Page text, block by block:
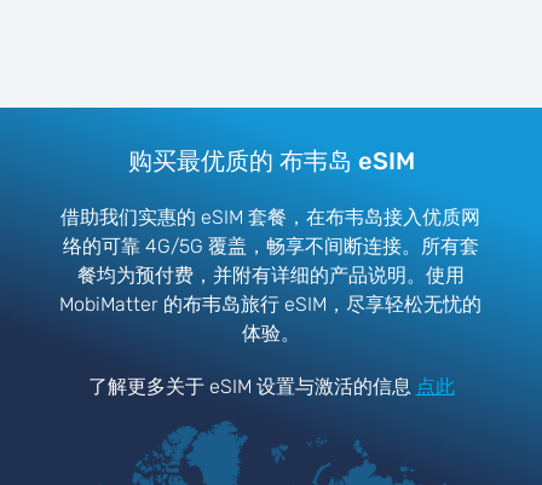
购买最优质的 布韦岛 eSIM
借助我们实惠的 eSIM 套餐，在布韦岛接入优质网
络的可靠 4G/5G 覆盖，畅享不间断连接。所有套
餐均为预付费，并附有详细的产品说明。使用
MobiMatter 的布韦岛旅行 eSIM，尽享轻松无忧的
体验。
了解更多关于 eSIM 设置与激活的信息 点此